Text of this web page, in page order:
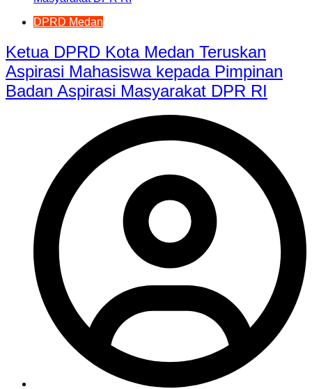
DPRD Medan
Ketua DPRD Kota Medan Teruskan
Aspirasi Mahasiswa kepada Pimpinan
Badan Aspirasi Masyarakat DPR RI